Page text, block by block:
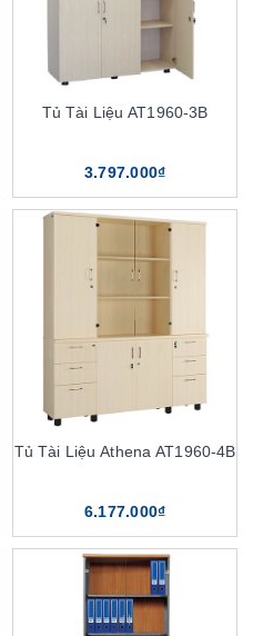
Tủ Tài Liệu AT1960-3B
3.797.000₫
Tủ Tài Liệu Athena AT1960-4B
6.177.000₫